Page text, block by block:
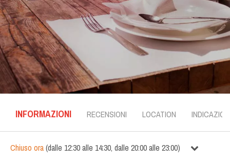
INFORMAZIONI RECENSIONI LOCATION
Chiuso ora(dalle 12:30alle 14:30, dalle 20:00alle 23:00)